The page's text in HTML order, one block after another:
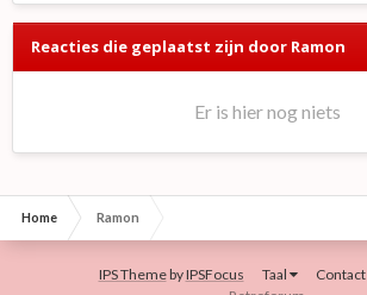
Reacties die geplaatst zijn door Ramon
Er is hier nog niets
Home Ramon
IPS ThemebyIPSFocus Taal Contact